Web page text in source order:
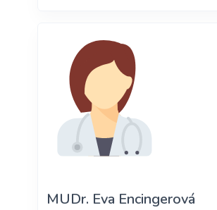
MUDr. Eva Encingerová